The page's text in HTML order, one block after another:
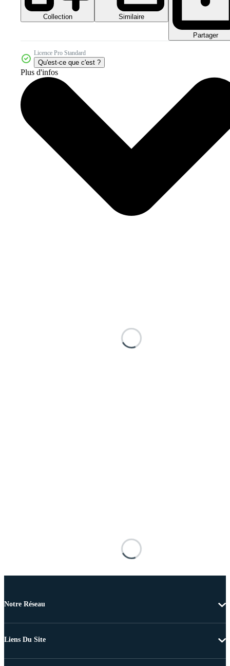
Collection Similaire
Partager
Licence Pro Standard
Qu'est-ce que c'est ?
Plus d'infos
Notre Réseau
Liens Du Site